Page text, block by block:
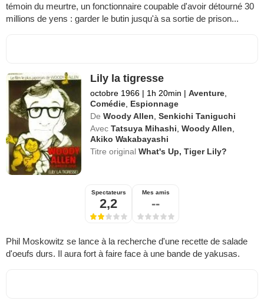
témoin du meurtre, un fonctionnaire coupable d'avoir détourné 30
millions de yens : garder le butin jusqu'à sa sortie de prison...
Lily la tigresse
octobre 1966 | 1h 20min | Aventure
Comédie Espionnage
De Woody Allen ,Senkichi Taniguchi
Avec Tatsuya Mihashi ,Woody Allen
Akiko Wakabayashi
Titre originalWhat's Up, Tiger Lily?
Spectateurs
2,2
Mes amis
--
Phil Moskowitz se lance à la recherche d'une recette de salade
d'oeufs durs. Il aura fort à faire face à une bande de yakusas.